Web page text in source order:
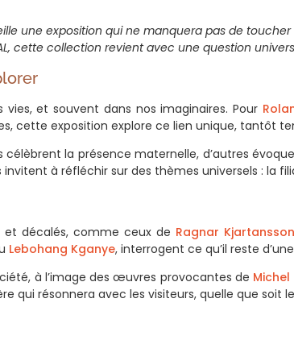
une exposition qui ne manquera pas de
cette collection revient avec une question
et souvent dans nos imaginaires. Pour
cette exposition explore ce lien unique, tantôt
la présence maternelle, d’autres
à réfléchir sur des thèmes universels : la
et décalés, comme ceux de Ragnar Kjartansson
Lebohang Kganye, interrogent ce qu’il reste
à l’image des œuvres provocantes de
qui résonnera avec les visiteurs, quelle que soit